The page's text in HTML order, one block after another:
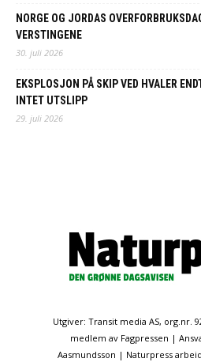
NORGE OG JORDAS
VERSTINGENE
30. juli 2026
EKSPLOSJON PÅ SKIP VED HVALER
INTET UTSLIPP
29. juli 2026
Utgiver: Transit media AS, org.nr.
medlem av Fagpressen |
Aasmundsson | Naturpress